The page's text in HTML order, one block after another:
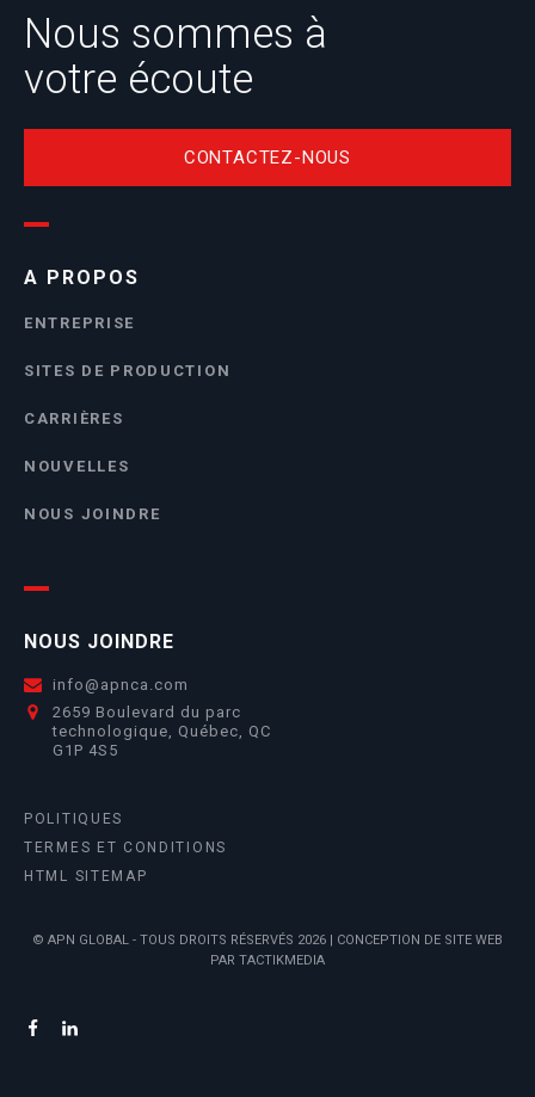
Nous sommes à
votre écoute
CONTACTEZ-NOUS
A PROPOS
ENTREPRISE
SITES DE PRODUCTION
CARRIÈRES
NOUVELLES
NOUS JOINDRE
NOUS JOINDRE
info@apnca.com
2659 Boulevard du parc
technologique, Québec, QC
G1P 4S5
POLITIQUES
TERMES ET CONDITIONS
HTML SITEMAP
© APN GLOBAL - TOUS DROITS RÉSERVÉS 2026 | CONCEPTION DE SITE WEB
PAR TACTIKMEDIA